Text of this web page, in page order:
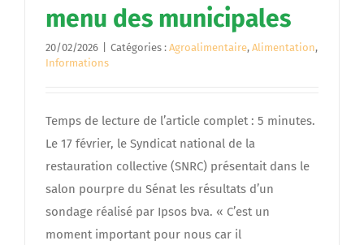
menu des municipales
20/02/2026 Catégories : Agroalimentaire, Alimentation,
Informations
Temps de lecture de l’article complet : 5 minutes.
Le 17 février, le Syndicat national de la
restauration collective (SNRC) présentait dans le
salon pourpre du Sénat les résultats d’un
sondage réalisé par Ipsos bva. « C’est un
moment important pour nous car il